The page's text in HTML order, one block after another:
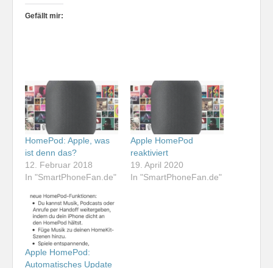
Gefällt mir:
HomePod: Apple, was
ist denn das?
12. Februar 2018
In "SmartPhoneFan.de"
Apple HomePod
reaktiviert
19. April 2020
In "SmartPhoneFan.de"
Apple HomePod:
Automatisches Update